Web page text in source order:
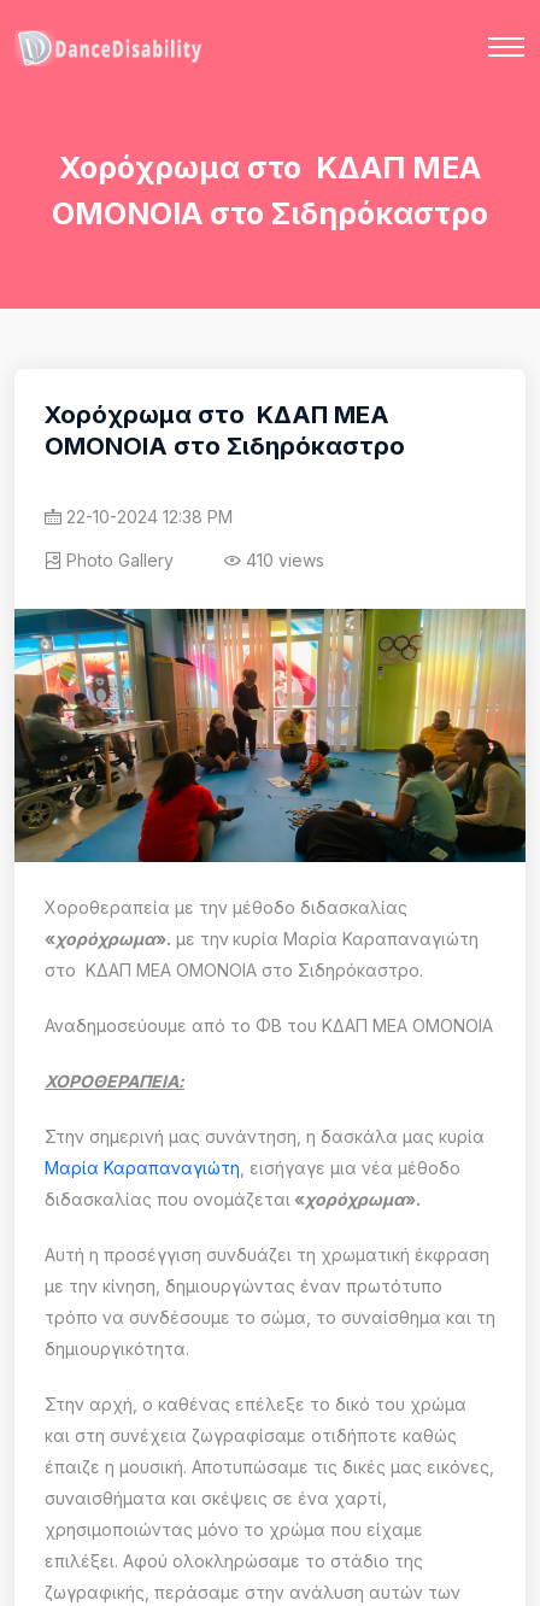
Χορόχρωμα στο ΚΔΑΠ ΜΕΑ
ΟΜΟΝΟΙΑ στο Σιδηρόκαστρο
Χορόχρωμα στο ΚΔΑΠ ΜΕΑ
ΟΜΟΝΟΙΑ στο Σιδηρόκαστρο
22-10-2024 12:38 PM
Photo Gallery 410 views
Χοροθεραπεία με την μέθοδο διδασκαλίας
«χορόχρωμα». με τηνκυρία Μαρία Καραπαναγιώτη
στο ΚΔΑΠ ΜΕΑ ΟΜΟΝΟΙΑ στο Σιδηρόκαστρο.
Αναδημοσεύουμε από το ΦΒ του ΚΔΑΠ ΜΕΑ ΟΜΟΝΟΙΑ
ΧΟΡΟΘΕΡΑΠΕΙΑ:
Στην σημερινή μας συνάντηση, η δασκάλα μας κυρία
Μαρία Καραπαναγιώτη , εισήγαγε μια νέα μέθοδο
διδασκαλίας που ονομάζεται «χορόχρωμα».
Αυτή η προσέγγιση συνδυάζει τη χρωματική έκφραση
με την κίνηση, δημιουργώντας έναν πρωτότυπο
τρόπο να συνδέσουμε το σώμα, το συναίσθημα και τη
δημιουργικότητα.
Στην αρχή, ο καθένας επέλεξε το δικό του χρώμα
και στη συνέχεια ζωγραφίσαμε οτιδήποτε καθώς
έπαιζε η μουσική. Αποτυπώσαμε τις δικές μας εικόνες,
συναισθήματα και σκέψεις σε ένα χαρτί,
χρησιμοποιώντας μόνο το χρώμα που είχαμε
επιλέξει. Αφού ολοκληρώσαμε το στάδιο της
ζωγραφικής, περάσαμε στην ανάλυση αυτών των